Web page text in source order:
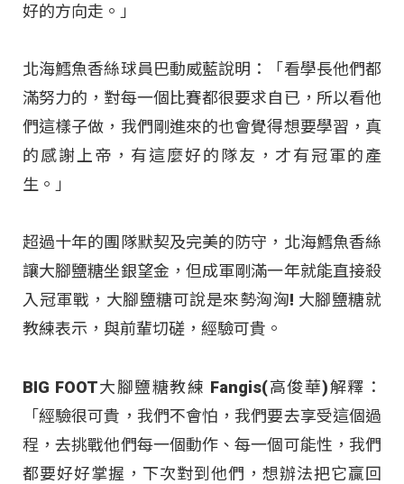
好的方向走。」
北海鱈魚香絲球員巴動威藍說明：「看學長他們都
滿努力的，對每一個比賽都很要求自已，所以看他
們這樣子做，我們剛進來的也會覺得想要學習，真
的感謝上帝，有這麼好的隊友，才有冠軍的產
生。」
超過十年的團隊默契及完美的防守，北海鱈魚香絲
讓大腳鹽糖坐銀望金，但成軍剛滿一年就能直接殺
入冠軍戰，大腳鹽糖可說是來勢洶洶! 大腳鹽糖就
教練表示，與前輩切磋，經驗可貴。
BIG FOOT大腳鹽糖教練 Fangis(高俊華)解釋：
「經驗很可貴，我們不會怕，我們要去享受這個過
程，去挑戰他們每一個動作、每一個可能性，我們
都要好好掌握，下次對到他們，想辦法把它贏回